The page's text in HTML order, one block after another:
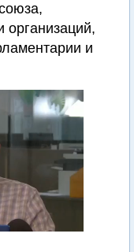
организаций,
и